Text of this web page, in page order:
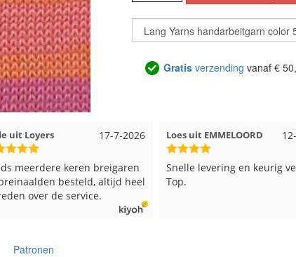
Gratisverzending vanaf €
17-7-2026
uit Loyers
meerdere keren breigaren
besteld, altijd heel
over de service.
Loes uit EMMELOORD
Snelle levering en keurig
Top.
Patronen